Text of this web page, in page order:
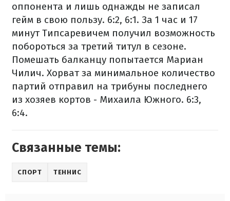
оппонента и лишь однажды не записал
гейм в свою пользу. 6:2, 6:1. За 1 час и 17
минут Типсаревичем получил возможность
побороться за третий титул в сезоне.
Помешать балканцу попытается Мариан
Чилич. Хорват за минимальное количество
партий отправил на трибуны последнего
из хозяев кортов - Михаила Южного. 6:3,
6:4.
Связанные темы:
СПОРТ ТЕННИС